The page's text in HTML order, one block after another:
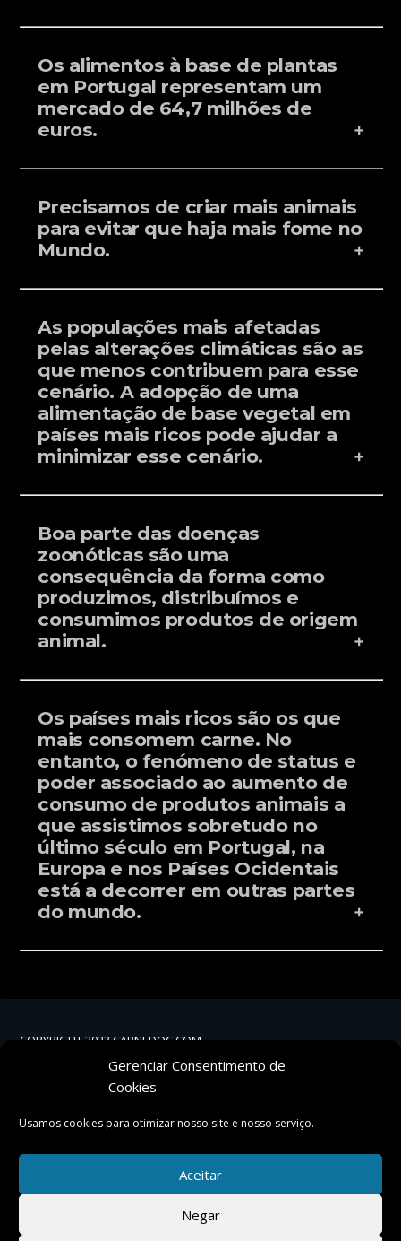
Gerenciar Consentimento de
Cookies
Usamos cookies para otimizar nosso site e nosso serviço.
Aceitar
Negar
Os alimentos à base de plantas
em Portugal representam um
mercado de 64,7 milhões de
euros.
Precisamos de criar mais animais
para evitar que haja mais fome no
Mundo.
As populações mais afetadas
pelas alterações climáticas são as
que menos contribuem para esse
cenário. A adopção de uma
alimentação de base vegetal em
países mais ricos pode ajudar a
minimizar esse cenário.
Boa parte das doenças
zoonóticas são uma
consequência da forma como
produzimos, distribuímos e
consumimos produtos de origem
animal.
Os países mais ricos são os que
mais consomem carne. No
entanto, o fenómeno de status e
poder associado ao aumento de
consumo de produtos animais a
que assistimos sobretudo no
último século em Portugal, na
Europa e nos Países Ocidentais
está a decorrer em outras partes
do mundo.
COPYRIGHT 2023 CARNEDOC.COM